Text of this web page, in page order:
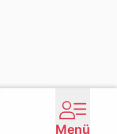
Menü